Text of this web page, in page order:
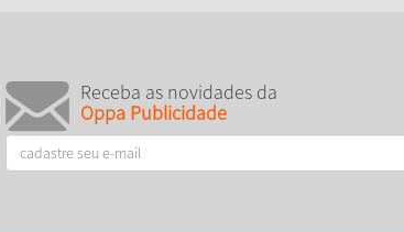
Receba as novidades da
Oppa Publicidade